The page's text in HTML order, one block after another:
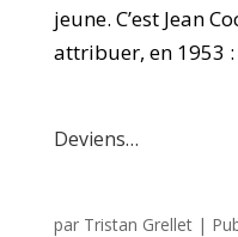
jeune. C’est Jean
attribuer, en 1953 :
Deviens…
par Tristan Grellet|